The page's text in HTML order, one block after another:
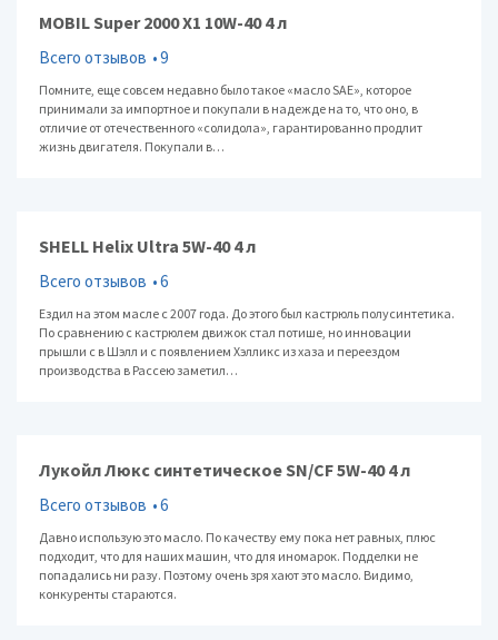
MOBIL Super 2000 X1 10W-40 4 л
Всего отзывов 9
Помните, еще совсем недавно было такое «масло SAE», которое
принимали за импортное и покупали в надежде на то, что оно, в
отличие от отечественного «солидола», гарантированно продлит
жизнь двигателя. Покупали в…
SHELL Helix Ultra 5W-40 4 л
Всего отзывов 6
Ездил на этом масле с 2007 года. До этого был кастрюль полусинтетика.
По сравнению с кастрюлем движок стал потише, но инновации
прышли с в Шэлл и с появлением Хэлликс из хаза и переездом
производства в Рассею заметил…
Лукойл Люкс синтетическое SN/CF 5W-40 4 л
Всего отзывов 6
Давно использую это масло. По качеству ему пока нет равных, плюс
подходит, что для наших машин, что для иномарок. Подделки не
попадались ни разу. Поэтому очень зря хают это масло. Видимо,
конкуренты стараются.